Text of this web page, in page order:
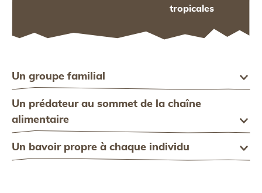
tropicales
Un groupe familial
Un prédateur au sommet de la chaîne
alimentaire
Un bavoir propre à chaque individu
90